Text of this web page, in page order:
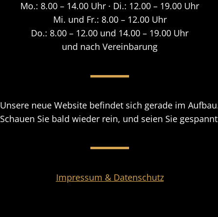
Mo.: 8.00 – 14.00 Uhr · Di.: 12.00 – 19.00 Uhr
Mi. und Fr.: 8.00 – 12.00 Uhr
Do.: 8.00 – 12.00 und 14.00 – 19.00 Uhr
und nach Vereinbarung​
Unsere neue Website befindet sich gerade im
Schauen Sie bald wieder rein, und seien Sie
Impressum & Datenschutz